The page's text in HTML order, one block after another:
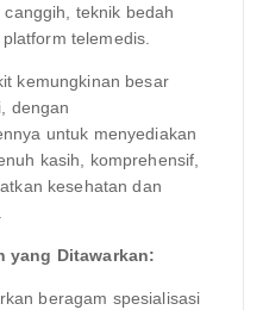
teknik bedah
telemedis.
kemungkinan besar
dengan
untuk menyediakan
kasih, komprehensif,
kesehatan dan
yang Ditawarkan:
beragam spesialisasi